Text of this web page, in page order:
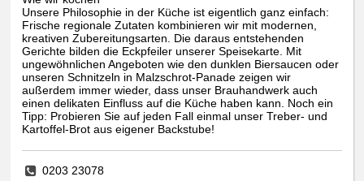
Unsere Philosophie in der Küche ist eigentlich ganz einfach:
Frische regionale Zutaten kombinieren wir mit modernen,
kreativen Zubereitungsarten. Die daraus entstehenden
Gerichte bilden die Eckpfeiler unserer Speisekarte. Mit
ungewöhnlichen Angeboten wie den dunklen Biersaucen oder
unseren Schnitzeln in Malzschrot-Panade zeigen wir
außerdem immer wieder, dass unser Brauhandwerk auch
einen delikaten Einfluss auf die Küche haben kann. Noch ein
Tipp: Probieren Sie auf jeden Fall einmal unser Treber- und
Kartoffel-Brot aus eigener Backstube!
0203 23078